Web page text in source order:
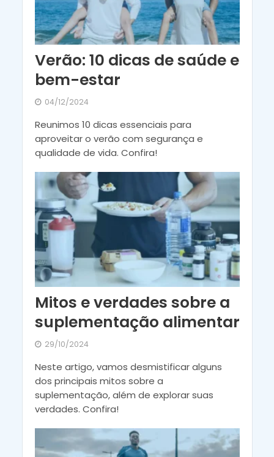
Verão: 10 dicas de saúde e
bem-estar
04/12/2024
Reunimos 10 dicas essenciais para
aproveitar o verão com segurança e
qualidade de vida. Confira!
Mitos e verdades sobre a
suplementação alimentar
29/10/2024
Neste artigo, vamos desmistificar alguns
dos principais mitos sobre a
suplementação, além de explorar suas
verdades. Confira!